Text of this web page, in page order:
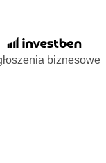
biznesowe